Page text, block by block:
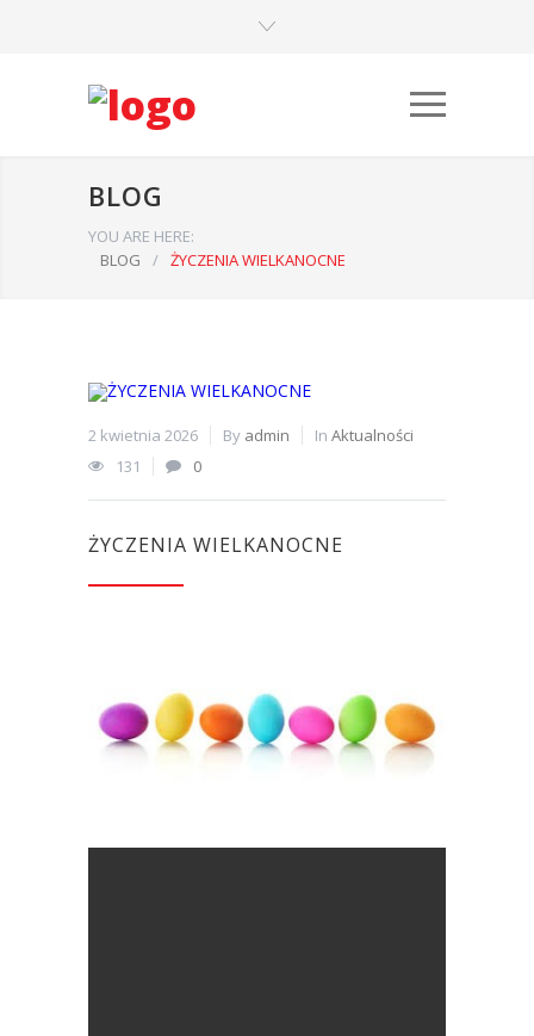
BLOG
YOU ARE HERE:
BLOG
/ ŻYCZENIA WIELKANOCNE
2 kwietnia 2026 By admin In Aktualności
131
0
ŻYCZENIA WIELKANOCNE